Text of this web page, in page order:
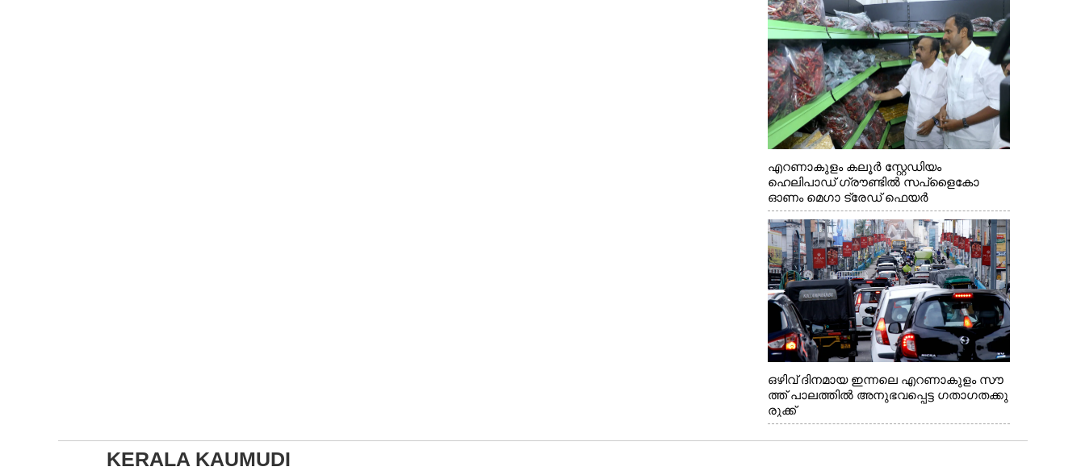
എറണാകുളം കലൂർ സ്റ്റേഡിയം
ഹെലിപാഡ് ഗ്രൗണ്ടിൽ സപ്ളൈകോ
ഓണം മെഗാ ട്രേഡ് ഫെയർ
സംസ്ഥാനതല ഉദ്ഘാടനം നിർവഹിച്ച്
സ്റ്റാൾ സന്ദർശിക്കുന്ന മുഖ്യമന്ത്രി വി.ഡി.
സതീശൻ. മന്ത്രി അനൂപ് ജേക്കബ് സമീപം
ഒഴിവ് ദിനമായ ഇന്നലെ എറണാകുളം സൗ
ത്ത് പാലത്തിൽ അനുഭവപ്പെട്ട ഗതാഗതക്കു
രുക്ക്
KERALA KAUMUDI